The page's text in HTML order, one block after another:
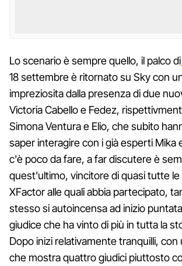
Lo scenario è sempre quello, il palco di
18 settembre è ritornato su Sky con
impreziosita dalla presenza di due
Victoria Cabello e Fedez,
Simona Ventura e Elio, che subito
saper interagire con i già esperti Mika
c'è poco da fare, a far discutere è
quest'ultimo, vincitore di quasi tutte le
XFactor alle quali abbia partecipato,
stesso si autoincensa ad inizio
giudice che ha vinto di più in tutta la
Dopo inizi relativamente tranquilli,
che mostra quattro giudici piuttosto